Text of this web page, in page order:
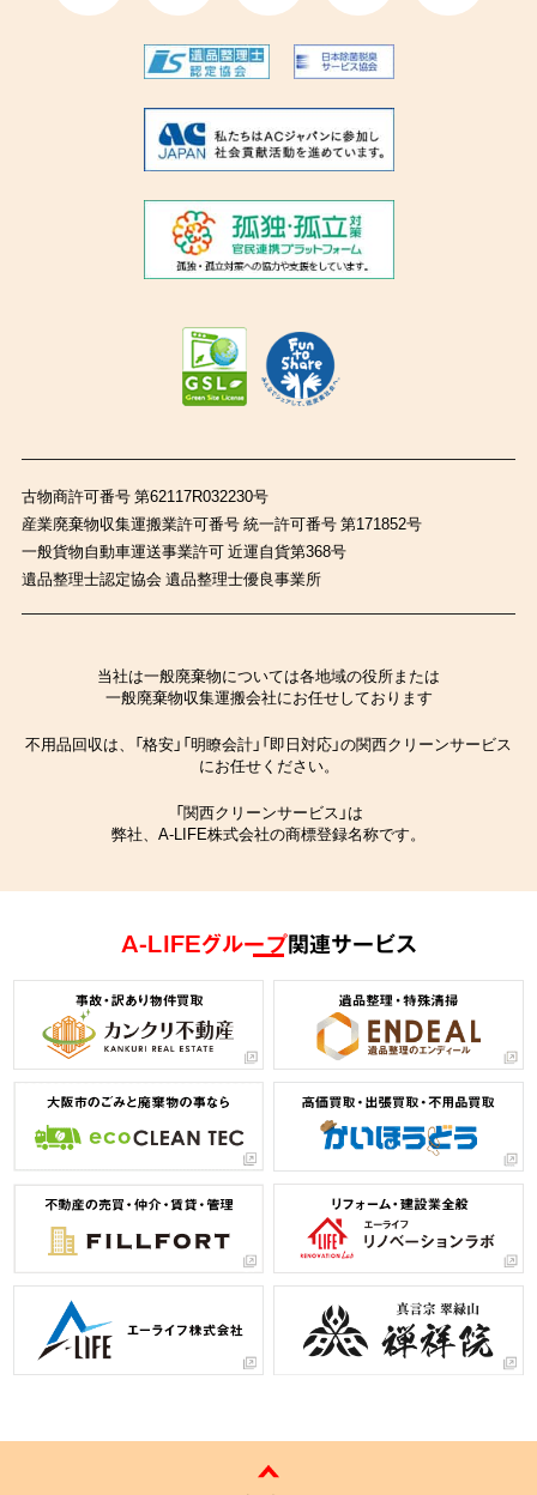
古物商許可番号 第62117R032230号
産業廃棄物収集運搬業許可番号 統一許可番号 第171852号
一般貨物自動車運送事業許可 近運自貨第368号
遺品整理士認定協会 遺品整理士優良事業所
当社は一般廃棄物については各地域の役所または
一般廃棄物収集運搬会社にお任せしております
不用品回収は、「格安」「明瞭会計」「即日対応」の関西クリーンサービス
にお任せください。
「関西クリーンサービス」は
弊社、A-LIFE株式会社の商標登録名称です。
A-LIFEグループ関連サービス